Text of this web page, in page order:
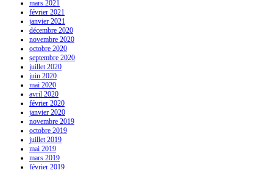
mars 2021
février 2021
janvier 2021
décembre 2020
novembre 2020
octobre 2020
septembre 2020
juillet 2020
juin 2020
mai 2020
avril 2020
février 2020
janvier 2020
novembre 2019
octobre 2019
juillet 2019
mai 2019
mars 2019
février 2019